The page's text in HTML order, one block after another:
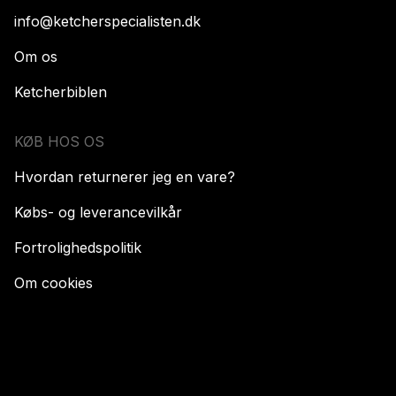
info@ketcherspecialisten.dk
Om os
Ketcherbiblen
KØB HOS OS
Hvordan returnerer jeg en vare?
Købs- og leverancevilkår
Fortrolighedspolitik
Om cookies